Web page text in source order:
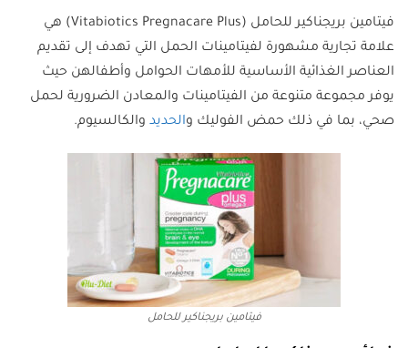
فيتامين بريجناكير للحامل (Vitabiotics Pregnacare Plus) هي
علامة تجارية مشهورة لفيتامينات الحمل التي تهدف إلى تقديم
العناصر الغذائية الأساسية للأمهات الحوامل وأطفالهن حيث
يوفر مجموعة متنوعة من الفيتامينات والمعادن الضرورية لحمل
صحي، بما في ذلك حمض الفوليك والحديد والكالسيوم.
فيتامين بريجناكير للحامل